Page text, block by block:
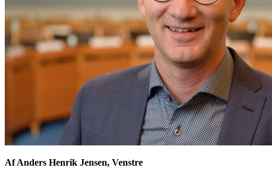
Af Anders Henrik Jensen, Venstre